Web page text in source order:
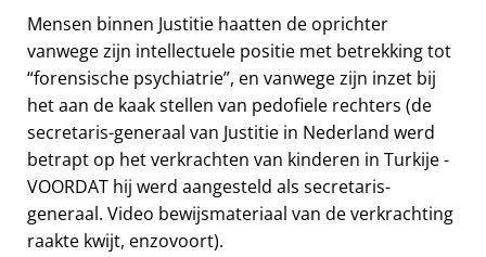
Mensen binnen Justitie haatten de oprichter
vanwege zijn intellectuele positie met betrekking tot
forensische psychiatrie , en vanwege zijn inzet bij
het aan de kaak stellen van pedofiele rechters (de
secretaris-generaal van Justitie in Nederland werd
betrapt op het verkrachten van kinderen in Turkije -
VOORDAT hij werd aangesteld als secretaris-
generaal. Video bewijsmateriaal van de verkrachting
raakte kwijt, enzovoort).